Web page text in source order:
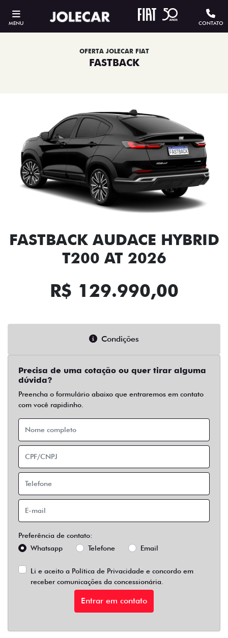
MENU CONTATO
OFERTA JOLECAR FIAT
FASTBACK
FASTBACK AUDACE HYBRID
T200 AT 2026
R$ 129.990,00
Condições
Precisa de uma cotação ou quer tirar alguma
dúvida?
Preencha o formulário abaixo que entraremos em contato
com você rapidinho.
Preferência de contato:
Whatsapp
Telefone Email
Li e aceito a Política de Privacidade e concordo em
receber comunicações da concessionária.
Entrar em contato